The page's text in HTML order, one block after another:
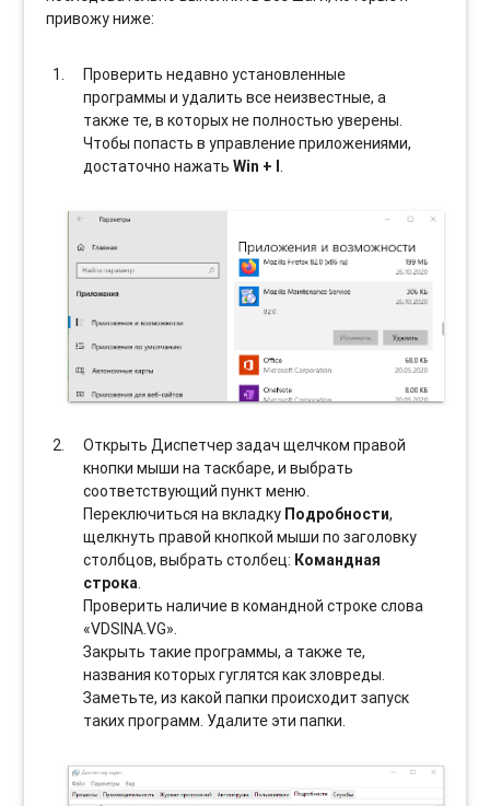
привожу ниже:
Проверить недавно установленные
программы и удалить все неизвестные, а
также те, в которых не полностью уверены.
Чтобы попасть в управление приложениями,
достаточно нажатьWin + I.
Открыть Диспетчер задач щелчком правой
кнопки мыши на таскбаре, и выбрать
соотвeтствующий пункт меню.
Переключиться на вкладку Подробности,
щелкнуть правой кнопкой мыши по заголовку
столбцов, выбрать столбец: Командная
строка
Проверить наличие в командной строке слова
«VDSINA.VG».
Закрыть такие программы, а также те,
названия которых гуглятся как зловреды.
Заметьте, из какой папки происходит запуск
таких программ. Удалите эти папки.